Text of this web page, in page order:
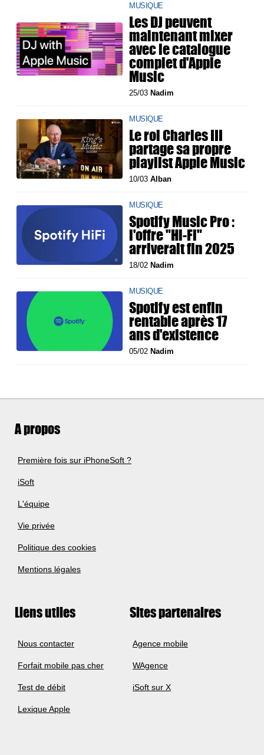
MUSIQUE
Les DJ peuvent
maintenant mixer
avec le catalogue
complet d'Apple
Music
25/03Nadim
MUSIQUE
Le roi Charles III
partage sa propre
playlist Apple Music
10/03Alban
MUSIQUE
Spotify Music Pro :
l'offre "Hi-Fi"
arriverait fin 2025
18/02Nadim
MUSIQUE
Spotify est enfin
rentable après 17
ans d'existence
05/02Nadim
A propos
Première fois sur iPhoneSoft ?
iSoft
L'équipe
Vie privée
Politique des cookies
Mentions légales
Liens utiles
Nous contacter
Forfait mobile pas cher
Test de débit
Lexique Apple
Sites partenaires
Agence mobile
WAgence
iSoft sur X